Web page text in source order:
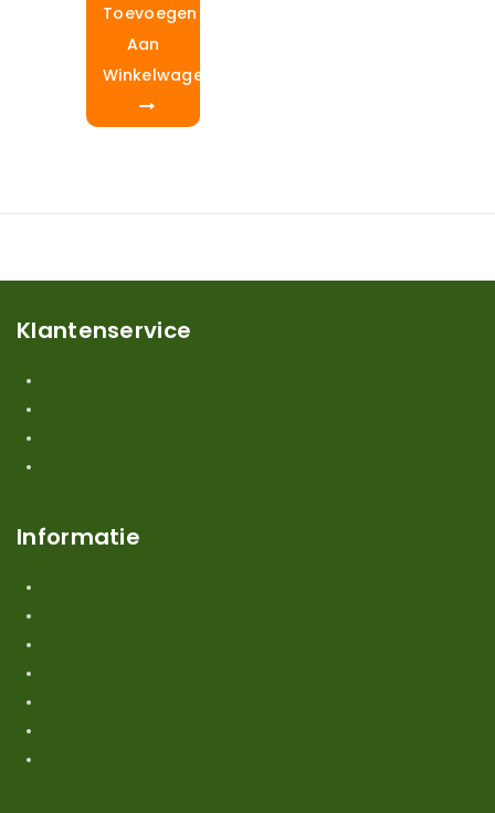
Toevoegen
Aan
Winkelwagen
Klantenservice
Informatie